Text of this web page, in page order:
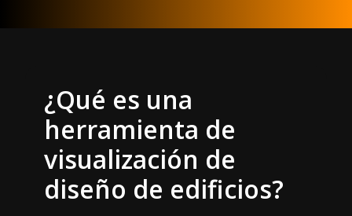
¿Qué es una
herramienta de
visualización de
diseño de edificios?